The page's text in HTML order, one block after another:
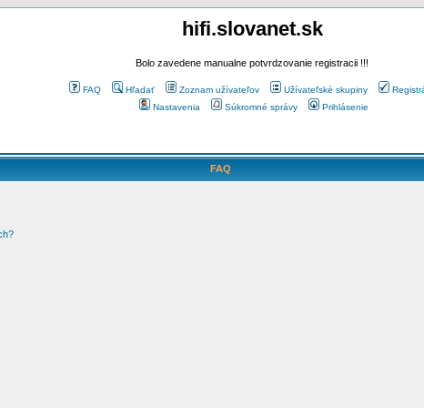
hifi.slovanet.sk
Bolo zavedene manualne potvrdzovanie registracii !!!
FAQ Hľadať Zoznam užívateľov Užívateľské skupiny
Nastavenia
Súkromné správy Prihlásenie
FAQ